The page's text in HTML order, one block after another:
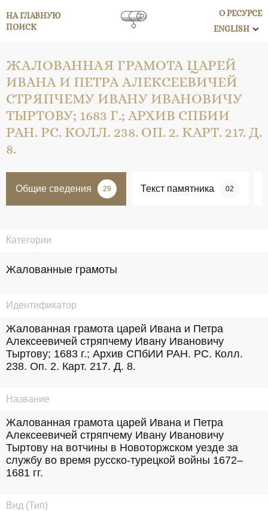
НА ГЛАВНУЮ
ПОИСК
О РЕСУРСЕ
ENGLISH
ЖАЛОВАННАЯ ГРАМОТА ЦАРЕЙ
ИВАНА И ПЕТРА АЛЕКСЕЕВИЧЕЙ
СТРЯПЧЕМУ ИВАНУ ИВАНОВИЧУ
ТЫРТОВУ; 1683 Г.; АРХИВ СПБИИ
РАН. РС. КОЛЛ. 238. ОП. 2. КАРТ. 217. Д.
8.
Общие сведения 29 Текст памятника 02
Категории
Жалованные грамоты
Идентификатор
Жалованная грамота царей Ивана и Петра
Алексеевичей стряпчему Ивану Ивановичу
Тыртову; 1683 г.; Архив СПбИИ РАН. РС. Колл.
238. Оп. 2. Карт. 217. Д. 8.
Название
Жалованная грамота царей Ивана и Петра
Алексеевичей стряпчему Ивану Ивановичу
Тыртову на вотчины в Новоторжском уезде за
службу во время русско-турецкой войны 1672–
1681 гг.
Вид (Тип)